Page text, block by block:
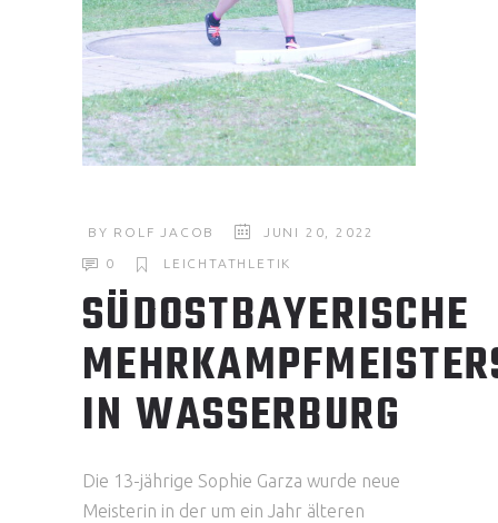
BY ROLF JACOB JUNI 20, 2022
0 LEICHTATHLETIK
SÜDOSTBAYERISCHE
IN WASSERBURG
Die 13-jährige Sophie Garza wurde neue
Meisterin in der um ein Jahr älteren